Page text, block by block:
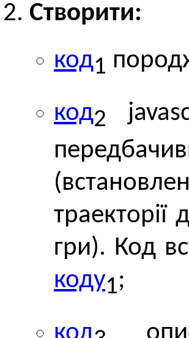
Створити:
код1
код2
траекторії
гри). Код
коду1;